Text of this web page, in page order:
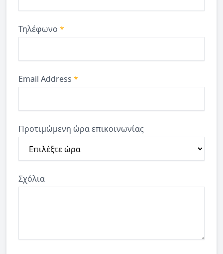
Τηλέφωνο *
Email Address *
Προτιμώμενη ώρα επικοινωνίας
Σχόλια